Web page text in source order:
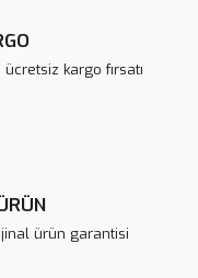
kargo fırsatı
ürün garantisi